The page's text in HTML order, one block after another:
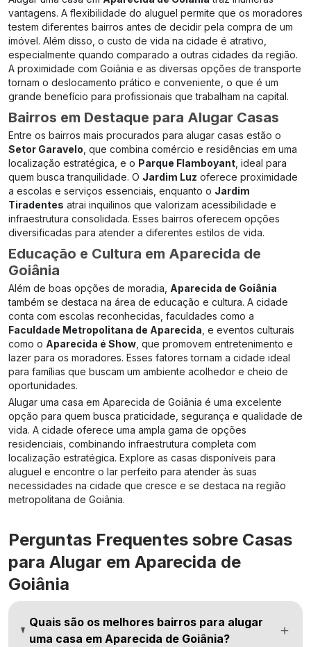
vantagens. A flexibilidade do aluguel permite que os moradores
testem diferentes bairros antes de decidir pela compra de um
imóvel. Além disso, o custo de vida na cidade é atrativo,
especialmente quando comparado a outras cidades da região.
A proximidade com Goiânia e as diversas opções de transporte
tornam o deslocamento prático e conveniente, o que é um
grande benefício para profissionais que trabalham na capital.
Bairros em Destaque para Alugar Casas
Entre os bairros mais procurados para alugar casas estão o
Setor Garavelo , que combina comércio e residências em uma
localização estratégica, e o Parque Flamboyant , ideal para
quem busca tranquilidade. O Jardim Luz oferece proximidade
a escolas e serviços essenciais, enquanto o Jardim
Tiradentes atrai inquilinos que valorizam acessibilidade e
infraestrutura consolidada. Esses bairros oferecem opções
diversificadas para atender a diferentes estilos de vida.
Educação e Cultura em Aparecida de
Goiânia
Além de boas opções de moradia, Aparecida de Goiânia
também se destaca na área de educação e cultura. A cidade
conta com escolas reconhecidas, faculdades como a
Faculdade Metropolitana de Aparecida , e eventos culturais
como o Aparecida é Show , que promovem entretenimento e
lazer para os moradores. Esses fatores tornam a cidade ideal
para famílias que buscam um ambiente acolhedor e cheio de
oportunidades.
Alugar uma casa em Aparecida de Goiânia é uma excelente
opção para quem busca praticidade, segurança e qualidade de
vida. A cidade oferece uma ampla gama de opções
residenciais, combinando infraestrutura completa com
localização estratégica. Explore as casas disponíveis para
aluguel e encontre o lar perfeito para atender às suas
necessidades na cidade que cresce e se destaca na região
metropolitana de Goiânia.
Perguntas Frequentes sobre Casas
para Alugar em Aparecida de
Goiânia
Quais são os melhores bairros para alugar
uma casa em Aparecida de Goiânia?